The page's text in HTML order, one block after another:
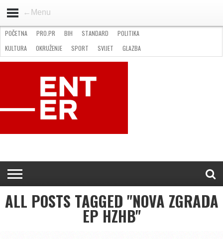
←Menu
STANDARD
GOSPODARSTVO
OKRUŽENJE
POČETNA PRO.PR BIH STANDARD
POLITIKA
KULTURA
OKRUŽENJE SPORT SVIJET
GLAZBA
NATJEČAJI
FILMING LOCATION IN BH KONTAKT
ALL POSTS TAGGED "NOVA ZGRADA
EP HZHB"